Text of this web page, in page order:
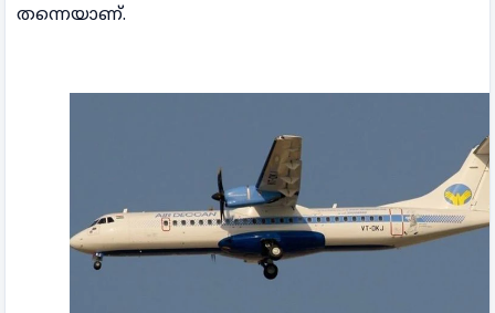
തന്നെയാണ്.